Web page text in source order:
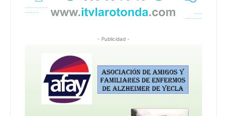
- Publicidad -